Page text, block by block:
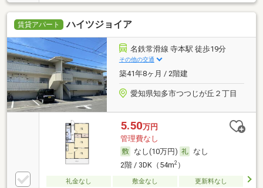
賃貸アパート ハイツジョイア
名鉄常滑線 寺本駅 徒歩19分
その他の交通
築41年8ヶ月 / 2階建
愛知県知多市つつじが丘２丁目
5.50万円
管理費なし
なし(10万円)
なし
2階 / 3DK（54m2）
礼金なし 敷金なし
更新料なし